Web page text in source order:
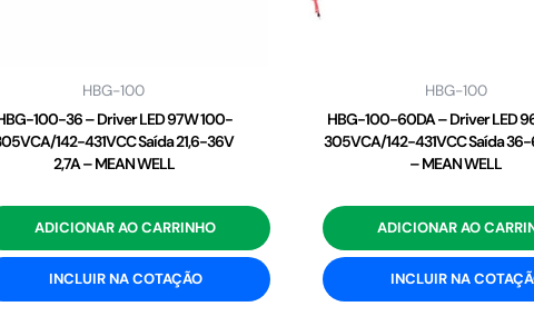
HBG-100
100-36 – Driver LED 97W 100-
142-431VCC Saída 21,6-36V
2,7A – MEAN WELL
ADICIONAR AO CARRINHO
INCLUIR NA COTAÇÃO
HBG-100
HBG-100-60DA – Driver LED
305VCA/142-431VCC Saída 36-
– MEAN WELL
ADICIONAR AO
INCLUIR NA